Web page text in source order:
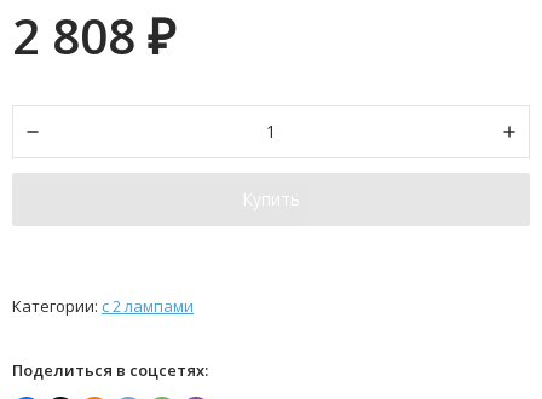
2 808 ₽
Купить
Категории: с 2 лампами
Поделиться в соцсетях: